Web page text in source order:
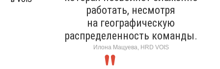
работать, несмотря
на географическую
распределенность команды.
Илона Мацуева, HRD VOIS